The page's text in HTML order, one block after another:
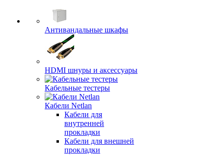
Антивандальные шкафы
HDMI шнуры и аксессуары
Кабельные тестеры
Кабели Netlan
Кабели для
внутренней
прокладки
Кабели для внешней
прокладки